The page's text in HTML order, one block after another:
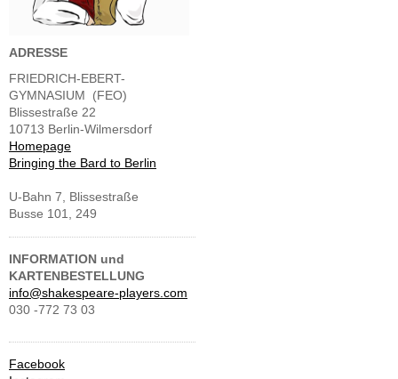
ADRESSE
FRIEDRICH-EBERT-
GYMNASIUM (FEO)
Blissestraße 22
10713 Berlin-Wilmersdorf
Homepage
Bringing the Bard to Berlin
U-Bahn 7, Blissestraße
Busse 101, 249
INFORMATION und
KARTENBESTELLUNG
info@shakespeare-players.com
030 -772 73 03
Facebook